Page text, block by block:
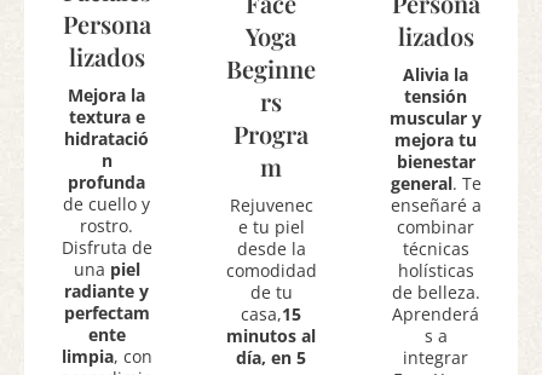
Persona
Lizados
Mejora la
textura e
hidratació
n
profunda
de cuello y
rostro.
Disfruta de
una piel
radiante y
perfectam
ente
limpia, con
Yoga
Beginne
Rs
Progra
M
Rejuvenec
e tu piel
desde la
comodidad
de tu
casa,15
minutos al
día, en 5
Lizados
Alivia la
tensión
muscular y
mejora tu
bienestar
general. Te
enseñaré a
combinar
técnicas
holísticas
de belleza.
Aprenderá
s a
integrar